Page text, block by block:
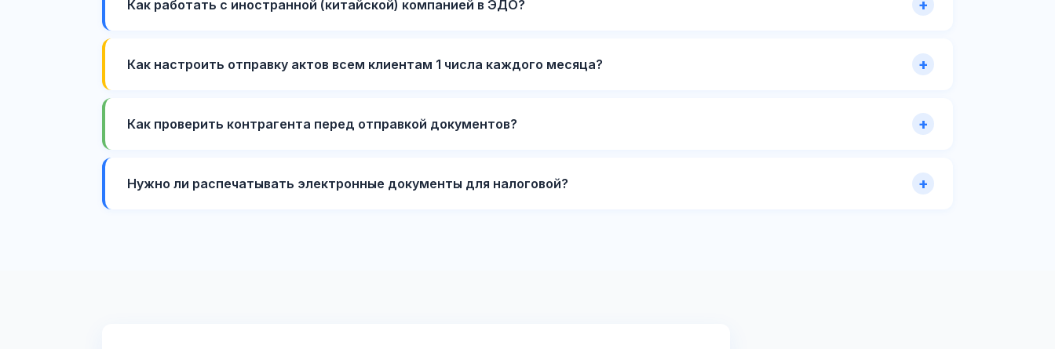
Как работать с иностранной (китайской) компанией в ЭДО?
Как настроить отправку актов всем клиентам 1 числа каждого месяца?
Как проверить контрагента перед отправкой документов?
Нужно ли распечатывать электронные документы для налоговой?